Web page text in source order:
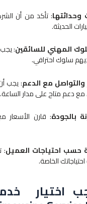
وحداثتها: تأكد من أن
الحديثة.
المهني للسائقين:
سلوك احترافي.
مع الدعم: يجب
دعم متاح على مدار الساعة.
بالجودة: قارن
حسب احتياجات العميل:
الخاصة.
اختيار